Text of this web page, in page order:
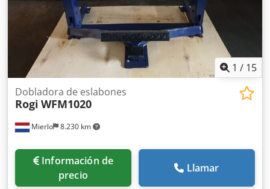
1 / 15
Mierlo 8.230 km
Dobladora de eslabones
Rogi WFM1020
Información de
precio
Llamar